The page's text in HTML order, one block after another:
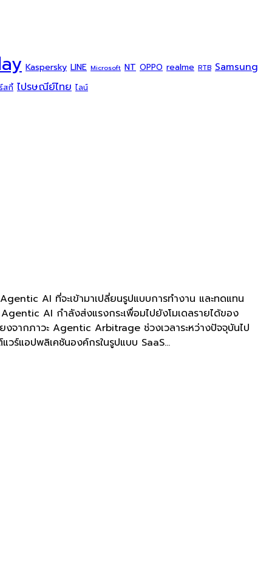
Kaspersky LINE Microsoft NT OPPO realme RTB Samsung
สกี้ ไปรษณีย์ไทย ไลน์
AI ที่จะเข้ามาเปลี่ยนรูปแบบการทำงาน และทดแทน
AI กำลังส่งแรงกระเพื่อมไปยังโมเดลรายได้ของ
จากภาวะ Agentic Arbitrage ช่วงเวลาระหว่างปัจจุบันไป
ร์แอปพลิเคชันองค์กรในรูปแบบ SaaS...